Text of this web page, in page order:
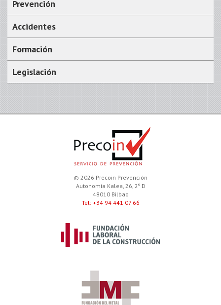
Prevención
Accidentes
Formación
Legislación
© 2026 Precoin Prevención
Autonomia Kalea, 26, 2º D
48010 Bilbao
Tel: +34 94 441 07 66